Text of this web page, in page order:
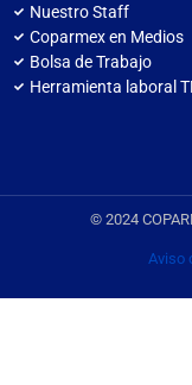
Nuestro Staff
Coparmex en Medios
Bolsa de Trabajo
Herramienta laboral
© 2024
Aviso